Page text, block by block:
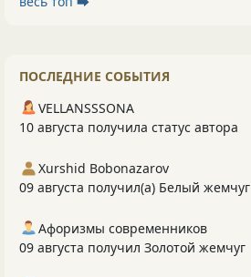
ПОСЛЕДНИЕ СОБЫТИЯ
VELLANSSSONA
10 августа получила статус автора
Xurshid Bobonazarov
09 августа получил(а) Белый жемчуг
Афоризмы современников
09 августа получил Золотой жемчуг